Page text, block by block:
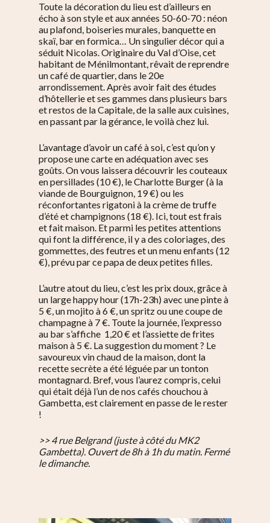
Toute la décoration du lieu est d’ailleurs en
écho à son style et aux années 50-60-70 : néon
au plafond, boiseries murales, banquette en
skaï, bar en formica… Un singulier décor qui a
séduit Nicolas. Originaire du Val d’Oise, cet
habitant de Ménilmontant, rêvait de reprendre
un café de quartier, dans le 20e
arrondissement. Après avoir fait des études
d’hôtellerie et ses gammes dans plusieurs bars
et restos de la Capitale, de la salle aux cuisines,
en passant par la gérance, le voilà chez lui.
L’avantage d’avoir un café à soi, c’est qu’on y
propose une carte en adéquation avec ses
goûts. On vous laissera découvrir les couteaux
en persillades (10 €), le Charlotte Burger (à la
viande de Bourguignon, 19 €) ou les
réconfortantes rigatoni à la crème de truffe
d’été et champignons (18 €). Ici, tout est frais
et fait maison. Et parmi les petites attentions
qui font la différence, il y a des coloriages, des
gommettes, des feutres et un menu enfants (12
€), prévu par ce papa de deux petites filles.
L’autre atout du lieu, c’est les prix doux, grâce à
un large happy hour (17h-23h) avec une pinte à
5 €, un mojito à 6 €, un spritz ou une coupe de
champagne à 7 €. Toute la journée, l’expresso
au bar s’affiche 1,20 € et l’assiette de frites
maison à 5 €. La suggestion du moment ? Le
savoureux vin chaud de la maison, dont la
recette secrète a été léguée par un tonton
montagnard. Bref, vous l’aurez compris, celui
qui était déjà l’un de nos cafés chouchou à
Gambetta, est clairement en passe de le rester
!
>> 4 rue Belgrand (juste à côté du MK2
Gambetta). Ouvert de 8h à 1h du matin. Fermé
le dimanche.